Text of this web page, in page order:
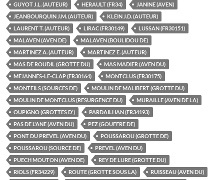
GUYOT J.L. (AUTEUR)
HERAULT (FR34)
JANINE (AVEN)
JEANBOURQUIN J.M. (AUTEUR)
KLEIN J.D. (AUTEUR)
LAURENT T. (AUTEUR)
LIRAC (FR30149)
LUSSAN (FR30151)
MALAVEN (AVEN DE)
MALAVEN (BOULIDOU DE)
MARTINEZ A. (AUTEUR)
MARTINEZ E. (AUTEUR)
MAS DE ROUDIL (GROTTE DU)
MAS MADIER (AVEN DU)
MEJANNES-LE-CLAP (FR30164)
MONTCLUS (FR30175)
MONTEILS (SOURCES DE)
MOULIN DE MALIBERT (GROTTE DU)
MOULIN DE MONTCLUS (RESURGENCE DU)
MURAILLE (AVEN DE LA)
OUPIGNO (GROTTES D')
PARDAILHAN (FR34193)
PAS DE L'ANE (AVEN DU)
PEZ (GOUFFRE DE)
PONT DU PREVEL (AVEN DU)
POUSSAROU (GROTTE DE)
POUSSAROU (SOURCE DE)
PREVEL (AVEN DU)
PUECH MOUTON (AVEN DE)
REY DE LURE (GROTTE DU)
RIOLS (FR34229)
ROUTE (GROTTE SOUS LA)
RUISSEAU (AVEN DU)